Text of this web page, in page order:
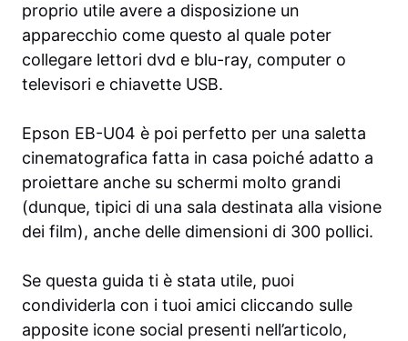
proprio utile avere a disposizione un
apparecchio come questo al quale poter
collegare lettori dvd e blu-ray, computer o
televisori e chiavette USB.
Epson EB-U04 è poi perfetto per una saletta
cinematografica fatta in casa poiché adatto a
proiettare anche su schermi molto grandi
(dunque, tipici di una sala destinata alla visione
dei film), anche delle dimensioni di 300 pollici.
Se questa guida ti è stata utile, puoi
condividerla con i tuoi amici cliccando sulle
apposite icone social presenti nell’articolo,